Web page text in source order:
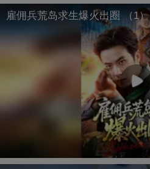
雇佣兵荒岛求生爆火出圈 （1）